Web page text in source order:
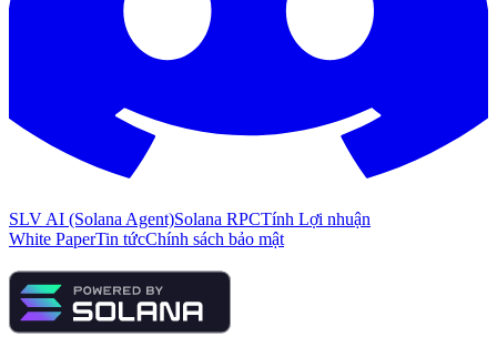
SLV AI (Solana Agent)Solana RPCTính Lợi nhuận
White PaperTin tứcChính sách bảo mật